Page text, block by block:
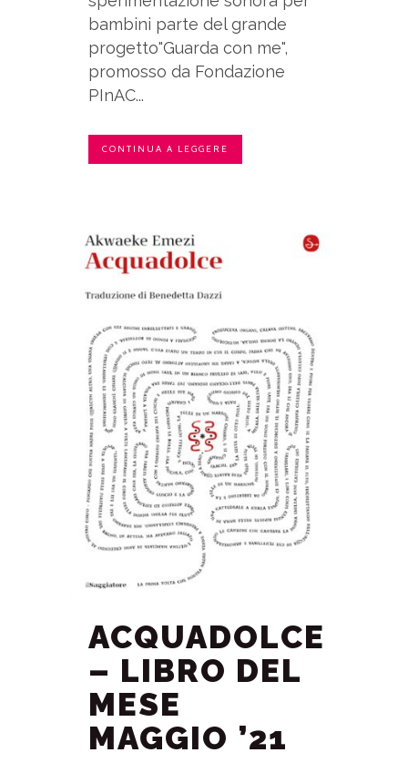
bambini parte del grande
progetto"Guarda con me",
promosso da Fondazione
PInAC...
CONTINUA A LEGGERE
ACQUADOLCE
– LIBRO DEL
MESE
MAGGIO ’21